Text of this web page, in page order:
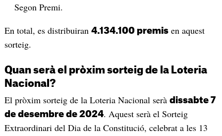
Segon Premi.
En total, es distribuiran 4.134.100 premisen aquest
sorteig.
Quan serà el pròxim sorteig de la Loteria
Nacional?
El pròxim sorteig de la Loteria Nacional serà dissabte 7
de desembre de 2024. Aquest serà el Sorteig
Extraordinari del Dia de la Constitució, celebrat a les 13